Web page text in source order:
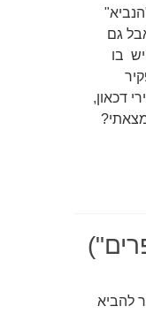
גם
בו
דכאון,
להביא